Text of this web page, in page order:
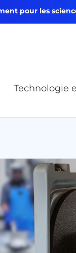
pour les
Technologie